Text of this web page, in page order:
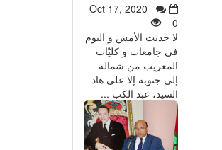
Oct 17, 2020
0
لا حديث الأمس و اليوم
في جامعات و كليّات
المغريب من شماله
إلى جنوبه إلا على هاد
السيد، عبد الكب ...